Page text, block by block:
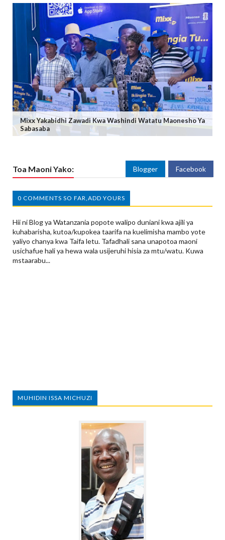
Mixx Yakabidhi Zawadi Kwa Washindi Watatu Maonesho Ya
Sabasaba
Toa Maoni Yako: Blogger Facebook
0 COMMENTS SO FAR,ADD YOURS
Hii ni Blog ya Watanzania popote walipo duniani kwa ajili ya
kuhabarisha, kutoa/kupokea taarifa na kuelimisha mambo yote
yaliyo chanya kwa Taifa letu. Tafadhali sana unapotoa maoni
usichafue hali ya hewa wala usijeruhi hisia za mtu/watu. Kuwa
mstaarabu...
MUHIDIN ISSA MICHUZI